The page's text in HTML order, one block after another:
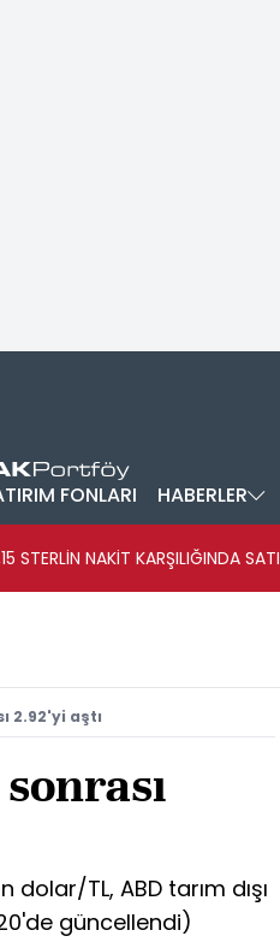
FONLARI HABERLER
STERLİN NAKİT KARŞILIĞINDA
2.92'yi aştı
TL, ABD tarım dışı
güncellendi)